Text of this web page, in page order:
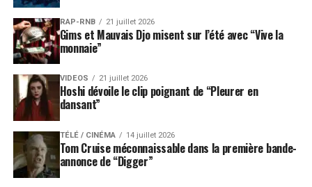
RAP-RNB 21 juillet 2026
Gims et Mauvais Djo misent sur l’été avec “Vive la
monnaie”
VIDEOS 21 juillet 2026
Hoshi dévoile le clip poignant de “Pleurer en
dansant”
TÉLÉ / CINÉMA 14 juillet 2026
Tom Cruise méconnaissable dans la première bande-
annonce de “Digger”